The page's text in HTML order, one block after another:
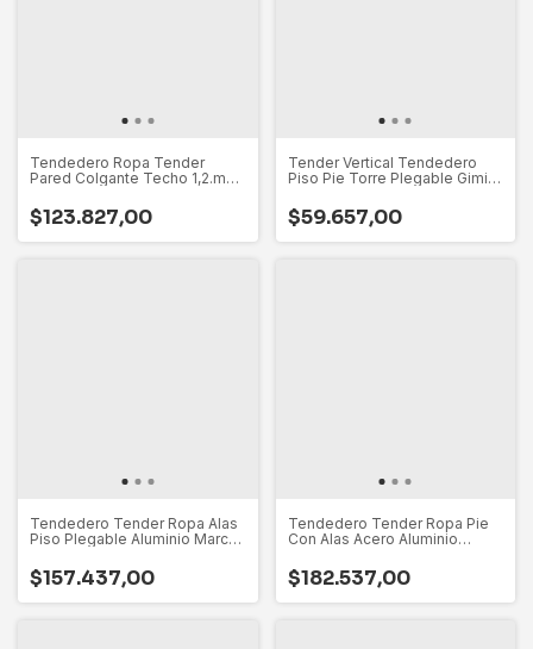
Tendedero Ropa Tender
Pared Colgante Techo 1,2.m
$123.827,00
Tender Vertical Tendedero
Piso Pie Torre Plegable Gimi
$59.657,00
Tendedero Tender Ropa Alas
Piso Plegable Aluminio Marca
Sol Y Lluvia
$157.437,00
Tendedero Tender Ropa Pie
Con Alas Acero Aluminio
Resiste Sol Y Lluvia
$182.537,00